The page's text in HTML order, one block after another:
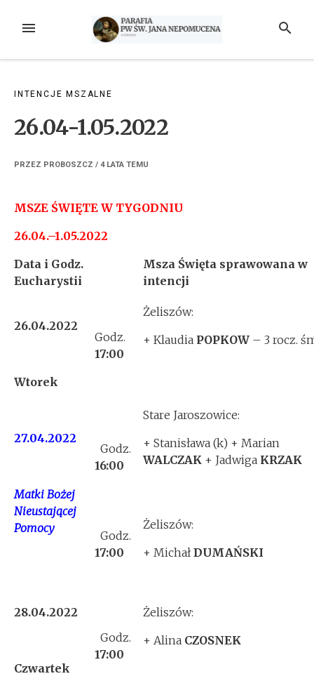
MENU SZUKAJ
INTENCJE MSZALNE
26.04-1.05.2022
PRZEZ PROBOSZCZ / 4 LATA TEMU
MSZE ŚWIĘTE W TYGODNIU
26.04.–1.05.2022
Data i Godz.
Eucharystii
Msza Święta sprawowana w
intencji
26.04.2022
Wtorek
Godz.
17:00
Żeliszów:
+ Klaudia POPKOW – 3 rocz.
27.04.2022
Matki Bożej
Nieustającej
Pomocy
Godz.
16:00
Stare Jaroszowice:
+ Stanisława (k) + Marian
WALCZAK + Jadwiga KRZAK
Godz.
17:00
Żeliszów:
+ Michał DUMAŃSKI
28.04.2022
Czwartek
Godz.
17:00
Żeliszów:
+ Alina CZOSNEK